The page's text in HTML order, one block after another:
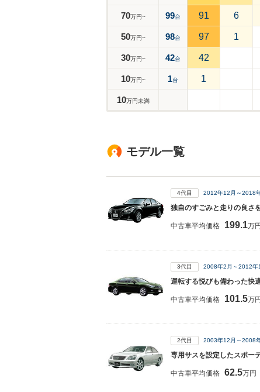
70万円~ 99台 91 6
50万円~ 98台 97 1
30万円~ 42台 42
10万円~ 1台 1
10万円未満
モデル一覧
4代目 2012年12月～2018
独自のすごみと走りの良さ
中古車平均価格 199.1万円
3代目 2008年2月～2012年
運転する悦びも備わった快
中古車平均価格 101.5万円
2代目 2003年12月～2008
専用サスを設定したスポー
中古車平均価格 62.5万円